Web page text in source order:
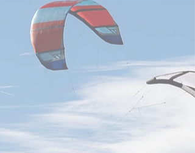
合気道 あなたも出来る！
一日100回の素振りトレー
ニング - 白川竜次 師範